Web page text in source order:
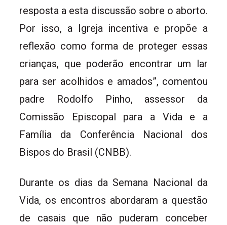
resposta a esta discussão sobre o aborto.
Por isso, a Igreja incentiva e propõe a
reflexão como forma de proteger essas
crianças, que poderão encontrar um lar
para ser acolhidos e amados”, comentou
padre Rodolfo Pinho, assessor da
Comissão Episcopal para a Vida e a
Família da Conferência Nacional dos
Bispos do Brasil (CNBB).
Durante os dias da Semana Nacional da
Vida, os encontros abordaram a questão
de casais que não puderam conceber